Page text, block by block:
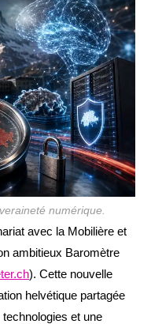
numérique.
avec la Mobilière et
ambitieux Baromètre
). Cette nouvelle
helvétique partagée
technologies et une